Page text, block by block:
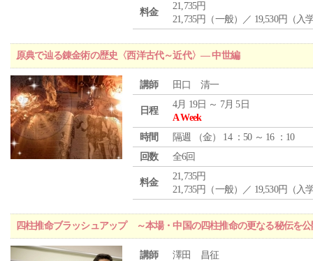
料金
21,735円
21,735円（一般）／ 19,530円（入
原典で辿る錬金術の歴史〈西洋古代～近代〉― 中世編
講師 田口 清一
日程
4月 19日 ～ 7月 5日
A Week
時間
隔週 （金） 14 ：50 ～ 16 ：10
回数
全6回
料金
21,735円
21,735円（一般）／ 19,530円（入
四柱推命ブラッシュアップ ～本場・中国の四柱推命の更なる秘伝を
講師 澤田 昌征